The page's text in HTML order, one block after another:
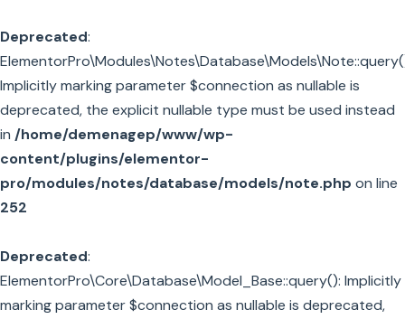
Deprecated:
Implicitly marking parameter $connection as nullable is
deprecated, the explicit nullable type must be used instead
in /home/demenagep/www/wp-
content/plugins/elementor-
pro/modules/notes/database/models/note.php on line
252
Deprecated:
ElementorPro\Core\Database\Model_Base::query(): Implicitly
marking parameter $connection as nullable is deprecated,